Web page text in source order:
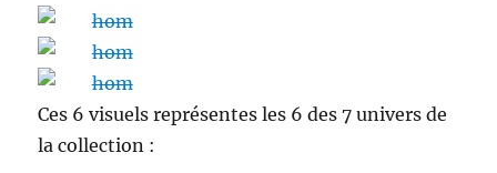
Ces 6 visuels représentes les 6 des 7 univers de
la collection :